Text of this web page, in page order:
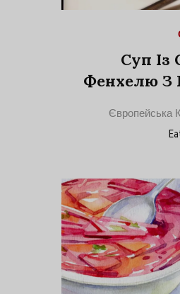
Суп Із
Фенхелю З
Європейська